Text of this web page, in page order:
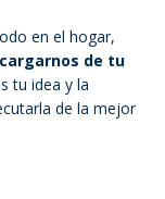
en el hogar,
de tu
tu idea y la
de la mejor